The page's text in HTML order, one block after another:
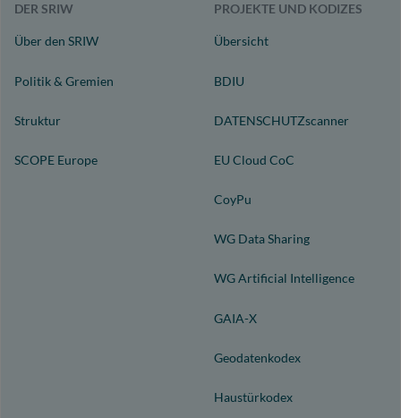
DER SRIW
Über den SRIW
Politik & Gremien
Struktur
SCOPE Europe
PROJEKTE UND KODIZES
Übersicht
BDIU
DATENSCHUTZscanner
EU Cloud CoC
CoyPu
WG Data Sharing
WG Artificial Intelligence
GAIA-X
Geodatenkodex
Haustürkodex